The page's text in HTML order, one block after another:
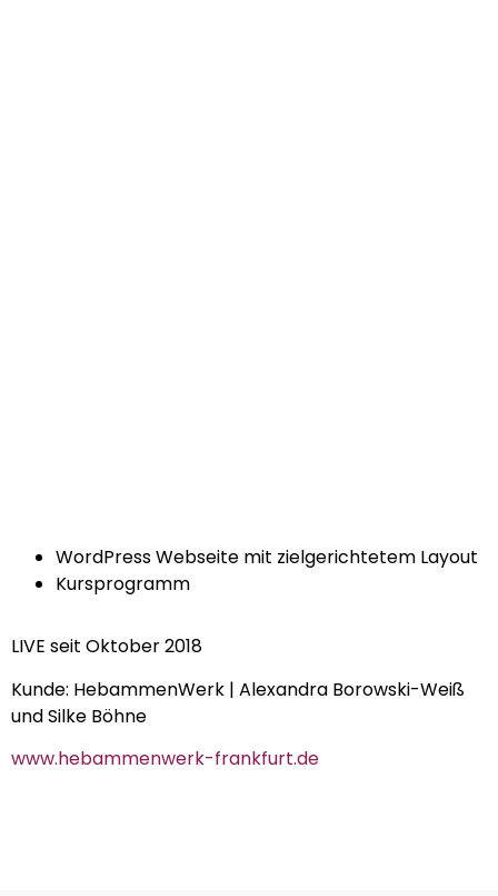
WordPress Webseite mit zielgerichtetem Layout
Kursprogramm
LIVE seit Oktober 2018
Kunde: HebammenWerk | Alexandra Borowski-Weiß
und Silke Böhne
www.hebammenwerk-frankfurt.de